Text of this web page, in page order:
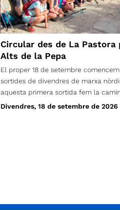
Circular des de La Pastora
Alts de la Pepa
El proper 18 de setembre
sortides de divendres de marxa
aquesta primera sortida fem la
mica de sopar de benvinguda.
Divendres, 18 de setembre de 2026